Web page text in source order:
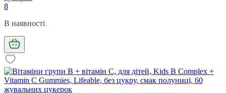
8
В наявності